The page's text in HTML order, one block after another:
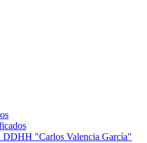
DDHH "Carlos Valencia García"